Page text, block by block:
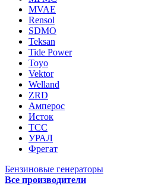
MVAE
Rensol
SDMO
Teksan
Tide Power
Toyo
Vektor
Welland
ZRD
Амперос
Исток
ТСС
УРАЛ
Фрегат
Бензиновые генераторы
Все производители